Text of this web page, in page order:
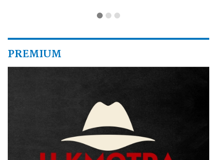
PREMIUM